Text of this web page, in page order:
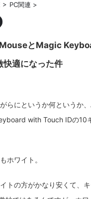
EM5II EOS Kiss X4
Leica
LUMIX L10 LUMIX S1
> PC関連 >
とMagic
快適になった件
らにというか何というか
with Touch IDの10
ホワイト。
トの方がかなり安くて、